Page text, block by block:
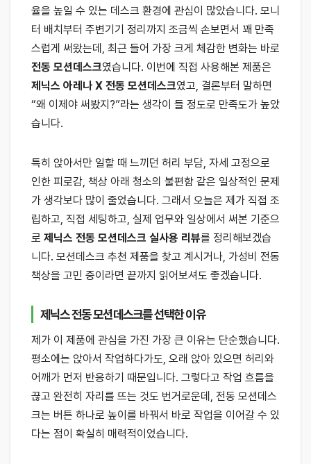
율을 높일 수 있는 데스크 환경에 관심이 많았습니다. 모니
터 배치부터 주변기기 정리까지 조금씩 손보면서 꽤 만족
스럽게 써왔는데, 최근 들어 가장 크게 체감한 변화는 바로
전동 모션데스크였습니다. 이번에 직접 사용해본 제품은
제닉스 아레나 X 전동 모션데스크였고, 결론부터 말하면
“왜 이제야 써봤지?”라는 생각이 들 정도로 만족도가 높았
습니다.
특히 앉아서만 일할 때 느끼던 허리 부담, 자세 고정으로
인한 피로감, 책상 아래 청소의 불편함 같은 일상적인 문제
가 생각보다 많이 줄었습니다. 그래서 오늘은 제가 직접 조
립하고, 직접 세팅하고, 실제 업무와 일상에서 써본 기준으
로 제닉스 전동 모션데스크 실사용 리뷰를 정리해보겠습
니다. 모션데스크 추천 제품을 찾고 계시거나, 가성비 전동
책상을 고민 중이라면 끝까지 읽어보셔도 좋겠습니다.
제닉스 전동 모션데스크를 선택한 이유
제가 이 제품에 관심을 가진 가장 큰 이유는 단순했습니다.
평소에는 앉아서 작업하다가도, 오래 앉아 있으면 허리와
어깨가 먼저 반응하기 때문입니다. 그렇다고 작업 흐름을
끊고 완전히 자리를 뜨는 것도 번거로운데, 전동 모션데스
크는 버튼 하나로 높이를 바꿔서 바로 작업을 이어갈 수 있
다는 점이 확실히 매력적이었습니다.